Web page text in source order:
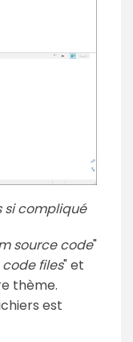
si compliqué
source code"
files" et
thème.
est